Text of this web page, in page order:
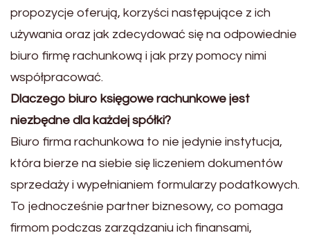
propozycje oferują, korzyści następujące z ich
używania oraz jak zdecydować się na odpowiednie
biuro firmę rachunkową i jak przy pomocy nimi
współpracować.
Dlaczego biuro księgowe rachunkowe jest
niezbędne dla każdej spółki?
Biuro firma rachunkowa to nie jedynie instytucja,
która bierze na siebie się liczeniem dokumentów
sprzedaży i wypełnianiem formularzy podatkowych.
To jednocześnie partner biznesowy, co pomaga
firmom podczas zarządzaniu ich finansami,